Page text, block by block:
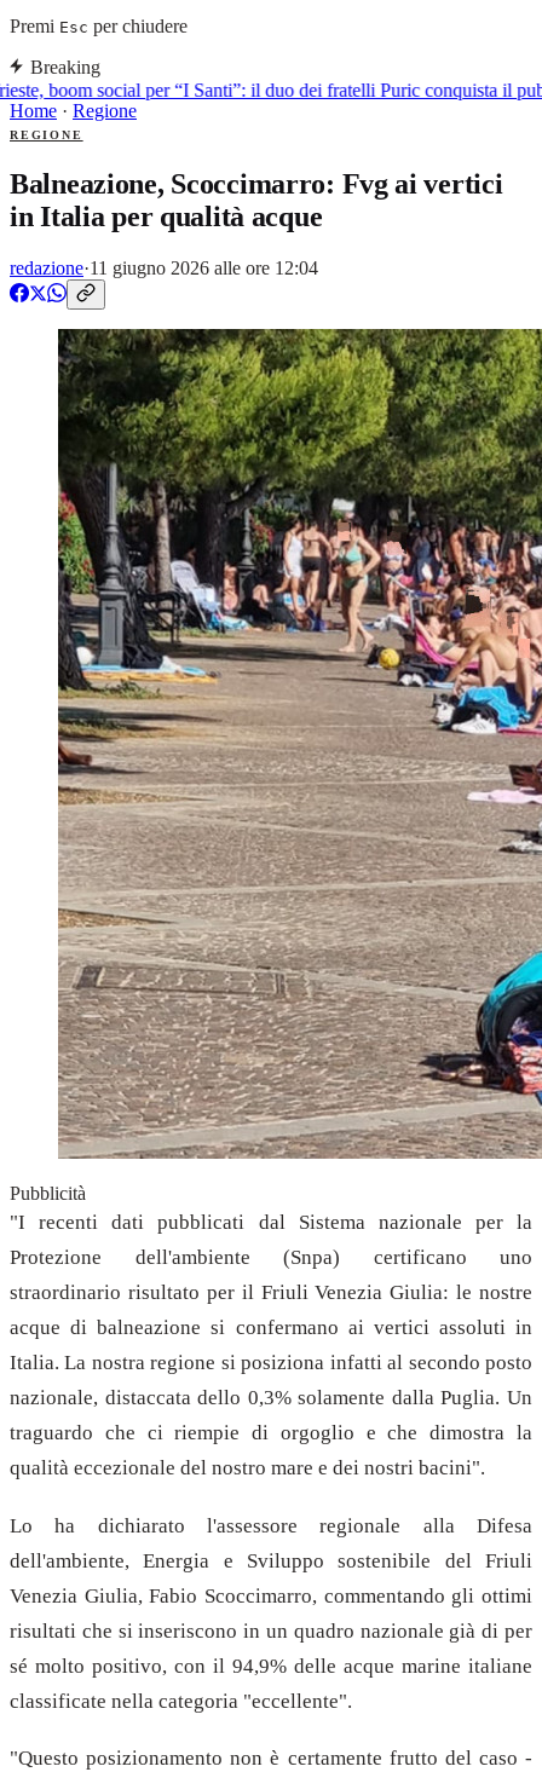
Premi Esc per chiudere
Breaking
boom social per “I Santi”: il duo dei fratelli Puric conquista il
Home · Regione
REGIONE
Balneazione, Scoccimarro: Fvg ai vertici
in Italia per qualità acque
redazione·11 giugno 2026 alle ore 12:04
Pubblicità
"I recenti dati pubblicati dal Sistema nazionale per la
Protezione dell'ambiente (Snpa) certificano uno
straordinario risultato per il Friuli Venezia Giulia: le nostre
acque di balneazione si confermano ai vertici assoluti in
Italia. La nostra regione si posiziona infatti al secondo posto
nazionale, distaccata dello 0,3% solamente dalla Puglia. Un
traguardo che ci riempie di orgoglio e che dimostra la
qualità eccezionale del nostro mare e dei nostri bacini".
Lo ha dichiarato l'assessore regionale alla Difesa
dell'ambiente, Energia e Sviluppo sostenibile del Friuli
Venezia Giulia, Fabio Scoccimarro, commentando gli ottimi
risultati che si inseriscono in un quadro nazionale già di per
sé molto positivo, con il 94,9% delle acque marine italiane
classificate nella categoria "eccellente".
"Questo posizionamento non è certamente frutto del caso -